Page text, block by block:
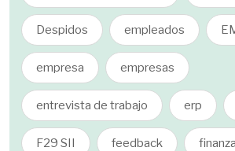
Despidos empleados
empresa empresas
entrevista de trabajo erp
F29 SII feedback